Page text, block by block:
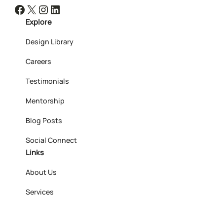
Facebook X Instagram LinkedIn
Explore
Design Library
Careers
Testimonials
Mentorship
Blog Posts
Social Connect
Links
About Us
Services